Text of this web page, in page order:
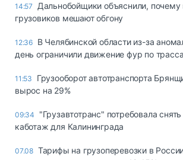
14:57
Дальнобойщики объяснили, почему
грузовиков мешают обгону
12:36 В Челябинской области из-за
день ограничили движение фур по
11:53
Грузооборот автотранспорта
вырос на 29%
09:34
"Грузавтотранс" потребовала
каботаж для Калининграда
07.08 Тарифы на грузоперевозки в